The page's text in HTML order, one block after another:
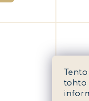
tohto